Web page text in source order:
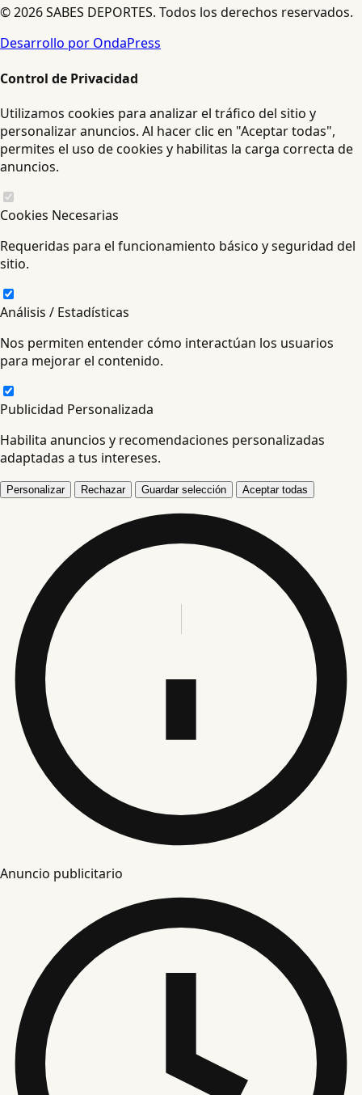
© 2026 SABES DEPORTES. Todos los derechos reservados.
Desarrollo por OndaPress
Control de Privacidad
Utilizamos cookies para analizar el tráfico del sitio y
personalizar anuncios. Al hacer clic en "Aceptar todas",
permites el uso de cookies y habilitas la carga correcta de
anuncios.
Cookies Necesarias
Requeridas para el funcionamiento básico y seguridad del
sitio.
Análisis / Estadísticas
Nos permiten entender cómo interactúan los usuarios
para mejorar el contenido.
Publicidad Personalizada
Habilita anuncios y recomendaciones personalizadas
adaptadas a tus intereses.
Personalizar Rechazar Guardar selección Aceptar todas
Anuncio publicitario